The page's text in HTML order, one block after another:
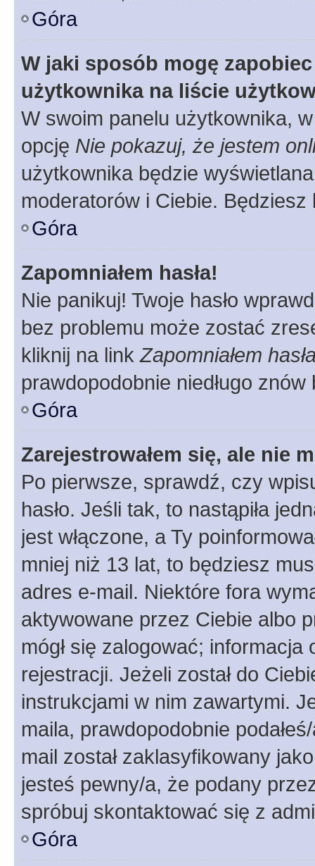
Góra
W jaki sposób mogę
użytkownika na liście
W swoim panelu użytkownika,
opcję Nie pokazuj, że jestem
użytkownika będzie
moderatorów i Ciebie.
Góra
Zapomniałem hasła!
Nie panikuj! Twoje hasło
bez problemu może zostać
kliknij na linkZapomniałem
prawdopodobnie niedługo
Góra
Zarejestrowałem się, ale nie
Po pierwsze, sprawdź, czy
hasło. Jeśli tak, to nastąpiła
jest włączone, a Ty
mniej niż 13 lat, to będziesz
adres e-mail. Niektóre fora
aktywowane przez Ciebie albo
mógł się zalogować;
rejestracji. Jeżeli został do
instrukcjami w nim zawartymi.
maila, prawdopodobnie
mail został zaklasyfikowany
jesteś pewny/a, że podany
spróbuj skontaktować się z
Góra